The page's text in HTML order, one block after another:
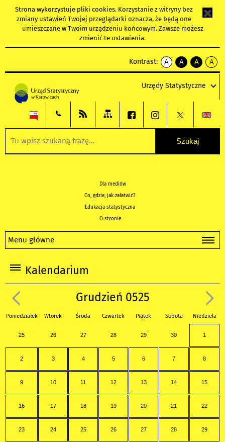
Strona wykorzystuje pliki cookies. Korzystanie z witryny bez
zmiany ustawień Twojej przeglądarki oznacza, że będą one
umieszczane w Twoim urządzeniu końcowym. Zawsze możesz
zmienić te ustawienia.
Kontrast:
A
kontrast
A
kontrast
tekst
czarnym
A
kontrast
tekst
czarnym
A
tekst
żółtym
Urzędy Statystyczne
Dla mediów
Co, gdzie, jak załatwić?
Edukacja statystyczna
O stronie
Menu główne
Kalendarium
Grudzień 0525
Poniedziałek Wtorek Środa Czwartek Piątek Sobota Niedziela
25 26 27 28 29 30 1
2 3 4 5 6 7 8
9 10 11 12 13 14 15
16 17 18 19 20 21 22
23 24 25 26 27 28 29